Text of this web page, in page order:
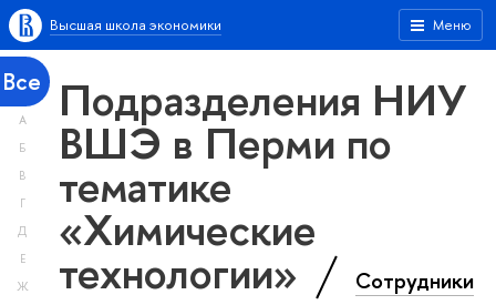
Меню
Высшая школа экономики
Все
А
Б
В
Г
Д
Е
Ж
Подразделения НИУ
ВШЭ в Перми по
тематике
«Химические
технологии» Сотрудники